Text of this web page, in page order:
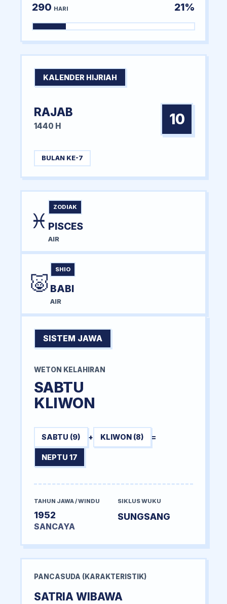
290 HARI 21%
KALENDER HIJRIAH
RAJAB
1440 H 10
BULAN KE-7
♓
ZODIAK
PISCES
AIR
🐷
SHIO
BABI
AIR
SISTEM JAWA
WETON KELAHIRAN
SABTU
KLIWON
SABTU (9) + KLIWON (8) =
NEPTU 17
TAHUN JAWA / WINDU
1952
SANCAYA
SIKLUS WUKU
SUNGSANG
PANCASUDA (KARAKTERISTIK)
SATRIA WIBAWA